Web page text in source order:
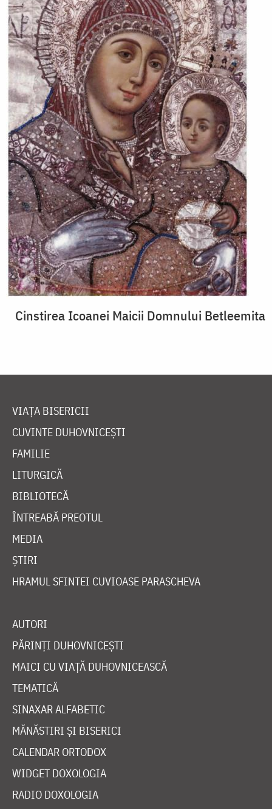
Cinstirea Icoanei Maicii Domnului Betleemita
VIAȚA BISERICII
CUVINTE DUHOVNICEȘTI
FAMILIE
LITURGICĂ
BIBLIOTECĂ
ÎNTREABĂ PREOTUL
MEDIA
ȘTIRI
HRAMUL SFINTEI CUVIOASE PARASCHEVA
AUTORI
PĂRINȚI DUHOVNICEȘTI
MAICI CU VIAȚĂ DUHOVNICEASCĂ
TEMATICĂ
SINAXAR ALFABETIC
MĂNĂSTIRI ȘI BISERICI
CALENDAR ORTODOX
WIDGET DOXOLOGIA
RADIO DOXOLOGIA